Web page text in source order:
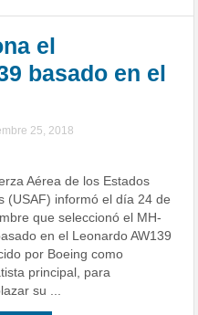
el
basado en el
25, 2018
Aérea de los Estados
(USAF) informó el día 24 de
que seleccionó el MH-
en el Leonardo AW139
por Boeing como
principal, para
su ...